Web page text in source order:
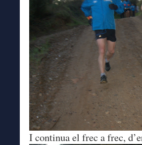
I continua el frec a frec,